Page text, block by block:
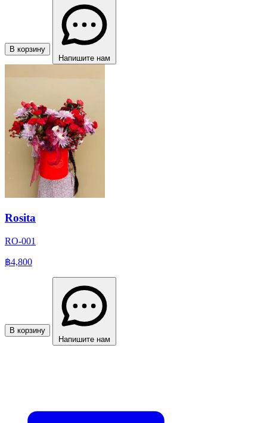
В корзину
Напишите нам
Rosita
RO-001
฿4,800
В корзину
Напишите нам